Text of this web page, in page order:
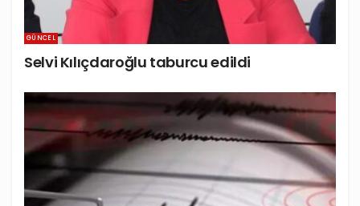
GÜNCEL
Selvi Kılıçdaroğlu taburcu edildi